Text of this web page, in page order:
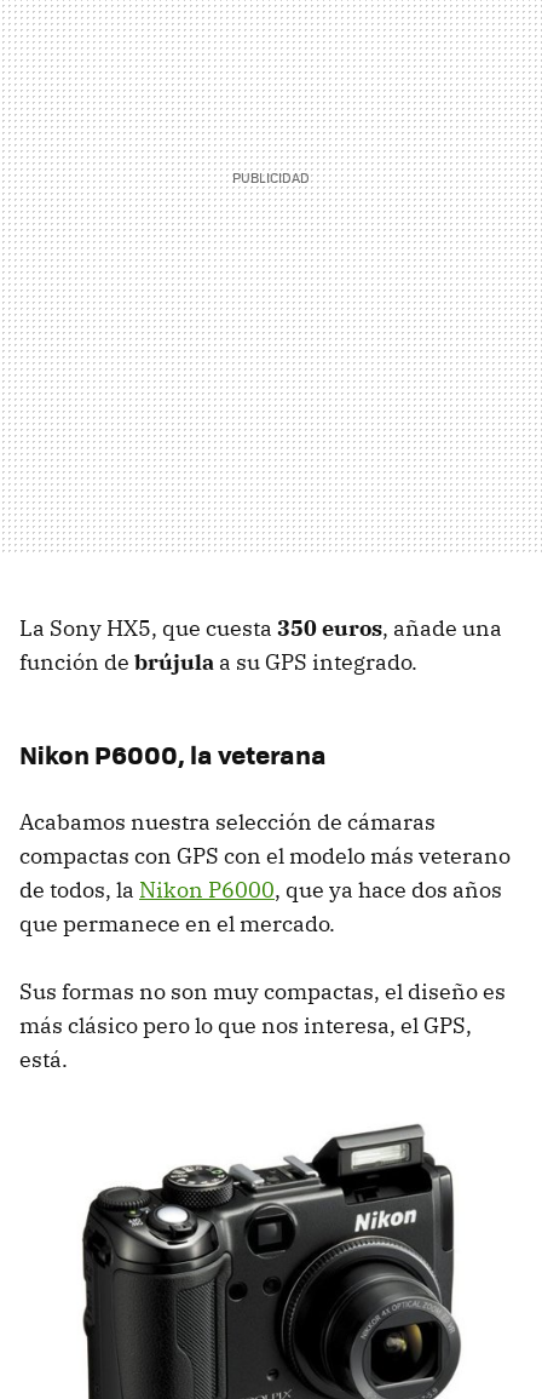
La Sony HX5, que cuesta 350 euros, añade una
función de brújula a su GPS integrado.
Nikon P6000, la veterana
Acabamos nuestra selección de cámaras
compactas con GPS con el modelo más veterano
de todos, la Nikon P6000, que ya hace dos años
que permanece en el mercado.
Sus formas no son muy compactas, el diseño es
más clásico pero lo que nos interesa, el GPS,
está.